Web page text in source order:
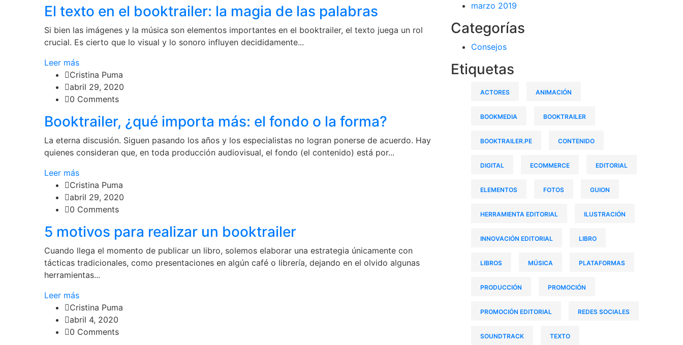
El texto en el booktrailer: la magia de las palabras
Si bien las imágenes y la música son elementos importantes en el booktrailer, el texto juega un rol
crucial. Es cierto que lo visual y lo sonoro influyen decididamente...
Leer más
Cristina Puma
abril 29, 2020
0 Comments
Booktrailer, ¿qué importa más: el fondo o la forma?
La eterna discusión. Siguen pasando los años y los especialistas no logran ponerse de acuerdo. Hay
quienes consideran que, en toda producción audiovisual, el fondo (el contenido) está por...
Leer más
Cristina Puma
abril 29, 2020
0 Comments
5 motivos para realizar un booktrailer
Cuando llega el momento de publicar un libro, solemos elaborar una estrategia únicamente con
tácticas tradicionales, como presentaciones en algún café o librería, dejando en el olvido algunas
herramientas...
Leer más
Cristina Puma
abril 4, 2020
0 Comments
marzo 2019
Categorías
Consejos
Etiquetas
ACTORES ANIMACIÓN
BOOKMEDIA BOOKTRAILER
BOOKTRAILER.PE CONTENIDO
DIGITAL ECOMMERCE EDITORIAL
ELEMENTOS FOTOS GUION
HERRAMIENTA EDITORIAL ILUSTRACIÓN
INNOVACIÓN EDITORIAL LIBRO
LIBROS MÚSICA PLATAFORMAS
PRODUCCIÓN PROMOCIÓN
PROMOCIÓN EDITORIAL REDES SOCIALES
SOUNDTRACK TEXTO